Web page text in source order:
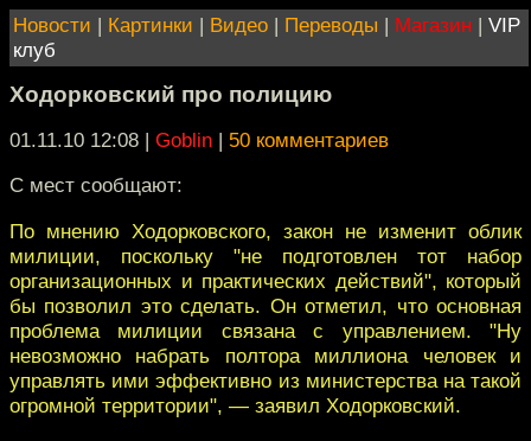
Новости | Картинки | Видео | Переводы | Магазин | VIP
клуб
Ходорковский про полицию
01.11.10 12:08 | Goblin | 50 комментариев
С мест сообщают:
По мнению Ходорковского, закон не изменит облик
милиции, поскольку "не подготовлен тот набор
организационных и практических действий", который
бы позволил это сделать. Он отметил, что основная
проблема милиции связана с управлением. "Ну
невозможно набрать полтора миллиона человек и
управлять ими эффективно из министерства на такой
огромной территории", — заявил Ходорковский.